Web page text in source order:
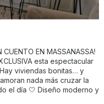
CUENTO EN MASSANASSA!
esta espectacular
viviendas bonitas… y
nada más cruzar la
el día 🤍 Diseño moderno y